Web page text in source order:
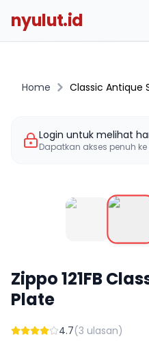
nyulut.id
Home Classic Antique
Login untuk melihat
Dapatkan akses penuh
Zippo121FB
Plate
4.7(3 ulasan)